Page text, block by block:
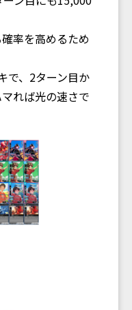
率を高めるため
で、2ターン目か
れば光の速さで